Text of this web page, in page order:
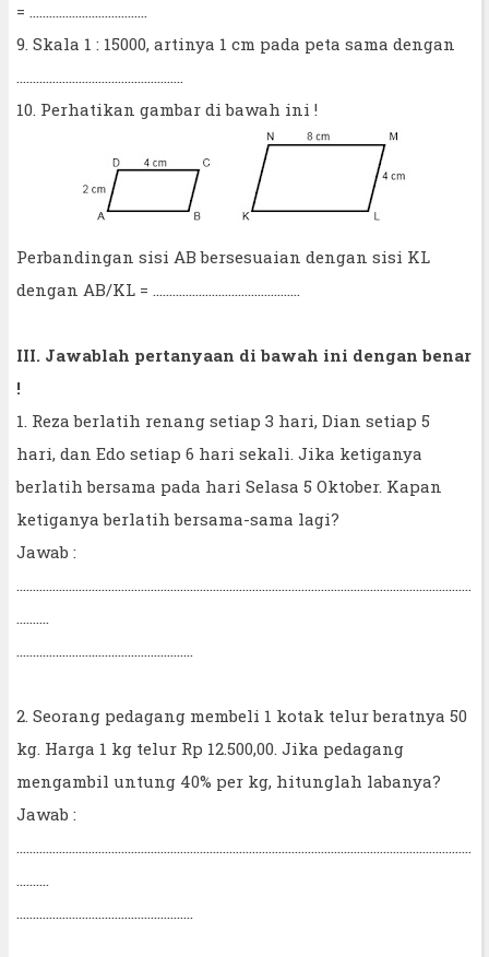
= ....................................
9. Skala 1 : 15000, artinya 1 cm pada peta sama dengan
...................................................
10. Perhatikan gambar di bawah ini !
Perbandingan sisi AB bersesuaian dengan sisi KL
dengan AB/KL = .............................................
III. Jawablah pertanyaan di bawah ini dengan benar
!
1. Reza berlatih renang setiap 3 hari, Dian setiap 5
hari, dan Edo setiap 6 hari sekali. Jika ketiganya
berlatih bersama pada hari Selasa 5 Oktober. Kapan
ketiganya berlatih bersama-sama lagi?
Jawab :
...........................................................................................................................................
..........
......................................................
2. Seorang pedagang membeli 1 kotak telur beratnya 50
kg. Harga 1 kg telur Rp 12.500,00. Jika pedagang
mengambil untung 40% per kg, hitunglah labanya?
Jawab :
...........................................................................................................................................
..........
......................................................